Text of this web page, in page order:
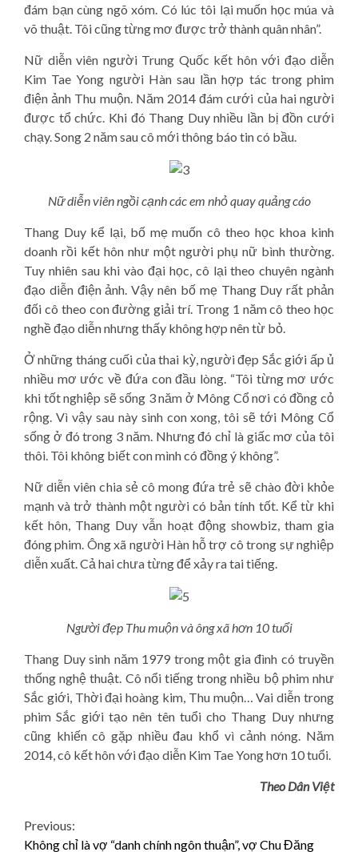
đám bạn cùng ngõ xóm. Có lúc tôi lại muốn học múa và
võ thuật. Tôi cũng từng mơ được trở thành quân nhân”.
Nữ diễn viên người Trung Quốc kết hôn với đạo diễn
Kim Tae Yong người Hàn sau lần hợp tác trong phim
điện ảnh Thu muộn. Năm 2014 đám cưới của hai người
được tổ chức. Khi đó Thang Duy nhiều lần bị đồn cưới
chạy. Song 2 năm sau cô mới thông báo tin có bầu.
Nữ diễn viên ngồi cạnh các em nhỏ quay quảng cáo
Thang Duy kể lại, bố mẹ muốn cô theo học khoa kinh
doanh rồi kết hôn như một người phụ nữ bình thường.
Tuy nhiên sau khi vào đại học, cô lại theo chuyên ngành
đạo diễn điện ảnh. Vậy nên bố mẹ Thang Duy rất phản
đối cô theo con đường giải trí. Trong 1 năm cô theo học
nghề đạo diễn nhưng thấy không hợp nên từ bỏ.
Ở những tháng cuối của thai kỳ, người đẹp Sắc giới ấp ủ
nhiều mơ ước về đứa con đầu lòng. “Tôi từng mơ ước
khi tốt nghiệp sẽ sống 3 năm ở Mông Cổ nơi có đồng cỏ
rộng. Vì vậy sau này sinh con xong, tôi sẽ tới Mông Cổ
sống ở đó trong 3 năm. Nhưng đó chỉ là giấc mơ của tôi
thôi. Tôi không biết con mình có đồng ý không”.
Nữ diễn viên chia sẻ cô mong đứa trẻ sẽ chào đời khỏe
mạnh và trở thành một người có bản tính tốt. Kể từ khi
kết hôn, Thang Duy vẫn hoạt động showbiz, tham gia
đóng phim. Ông xã người Hàn hỗ trợ cô trong sự nghiệp
diễn xuất. Cả hai chưa từng để xảy ra tai tiếng.
Người đẹp Thu muộn và ông xã hơn 10 tuổi
Thang Duy sinh năm 1979 trong một gia đình có truyền
thống nghệ thuật. Cô nổi tiếng trong nhiều bộ phim như
Sắc giới, Thời đại hoàng kim, Thu muộn… Vai diễn trong
phim Sắc giới tạo nên tên tuổi cho Thang Duy nhưng
cũng khiến cô gặp nhiều đau khổ vì cảnh nóng. Năm
2014, cô kết hôn với đạo diễn Kim Tae Yong hơn 10 tuổi.
Theo Dân Việt
Continue
Previous:
Không chỉ là vợ “danh chính ngôn thuận”, vợ Chu Đăng